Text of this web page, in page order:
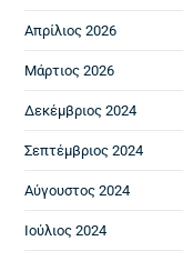
Απρίλιος 2026
Μάρτιος 2026
Δεκέμβριος 2024
Σεπτέμβριος 2024
Αύγουστος 2024
Ιούλιος 2024